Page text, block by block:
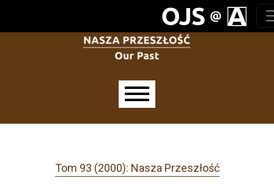
Tom 93 (2000): Nasza Przeszłość